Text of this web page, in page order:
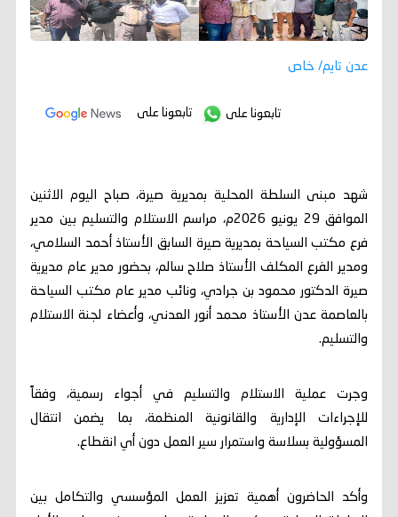
عدن تايم/ خاص
تابعونا على تابعونا على
شهد مبنى السلطة المحلية بمديرية صيرة، صباح اليوم الاثنين
الموافق 29 يونيو 2026م، مراسم الاستلام والتسليم بين مدير
فرع مكتب السياحة بمديرية صيرة السابق الأستاذ أحمد السلامي،
ومدير الفرع المكلف الأستاذ صلاح سالم، بحضور مدير عام مديرية
صيرة الدكتور محمود بن جرادي، ونائب مدير عام مكتب السياحة
بالعاصمة عدن الأستاذ محمد أنور العدني، وأعضاء لجنة الاستلام
والتسليم.
وجرت عملية الاستلام والتسليم في أجواء رسمية، وفقاً
للإجراءات الإدارية والقانونية المنظمة، بما يضمن انتقال
المسؤولية بسلاسة واستمرار سير العمل دون أي انقطاع.
وأكد الحاضرون أهمية تعزيز العمل المؤسسي والتكامل بين